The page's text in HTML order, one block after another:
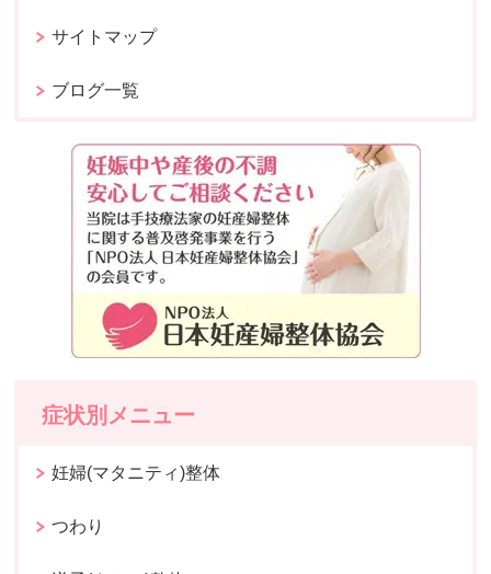
サイトマップ
ブログ一覧
症状別メニュー
妊婦(マタニティ)整体
つわり